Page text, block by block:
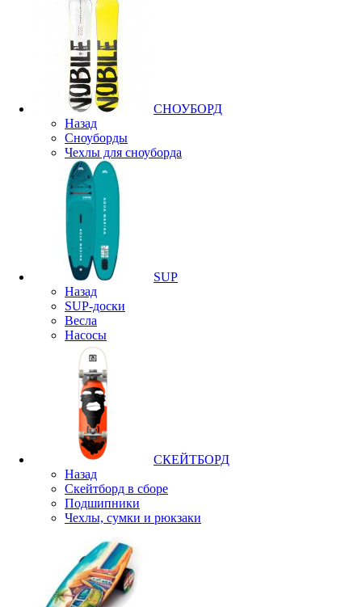
СНОУБОРД
Назад
Сноуборды
Чехлы для сноуборда
SUP
Назад
SUP-доски
Весла
Насосы
СКЕЙТБОРД
Назад
Скейтборд в сборе
Подшипники
Чехлы, сумки и рюкзаки